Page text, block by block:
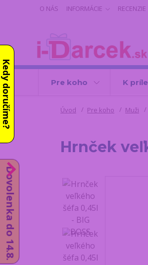
O NÁS INFORMÁCIE RECENZIE
Pre koho K
Úvod Pre koho Muži
Hrnček
Dovolenka do 14.8.
Kedy doručíme?